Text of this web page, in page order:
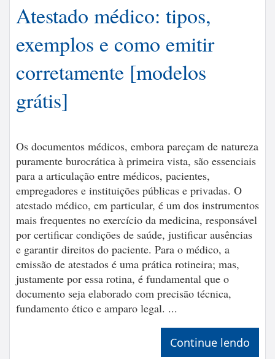
Atestado médico: tipos,
exemplos e como emitir
corretamente [modelos
grátis]
Os documentos médicos, embora pareçam de natureza
puramente burocrática à primeira vista, são essenciais
para a articulação entre médicos, pacientes,
empregadores e instituições públicas e privadas. O
atestado médico, em particular, é um dos instrumentos
mais frequentes no exercício da medicina, responsável
por certificar condições de saúde, justificar ausências
e garantir direitos do paciente. Para o médico, a
emissão de atestados é uma prática rotineira; mas,
justamente por essa rotina, é fundamental que o
documento seja elaborado com precisão técnica,
fundamento ético e amparo legal. ...
Continue lendo